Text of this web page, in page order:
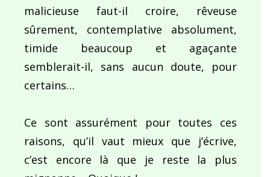
malicieuse faut-il croire, rêveuse
sûrement, contemplative absolument,
timide beaucoup et agaçante
semblerait-il, sans aucun doute, pour
certains…
Ce sont assurément pour toutes ces
raisons, qu’il vaut mieux que j’écrive,
c’est encore là que je reste la plus